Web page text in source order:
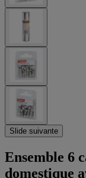
Slide suivante
Ensemble 6
domestique